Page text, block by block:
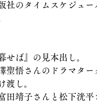
社のタイムスケジュ
せば』の見本出し。
聖悟さんのドラマタ
渡し。
田靖子さんと松下洸